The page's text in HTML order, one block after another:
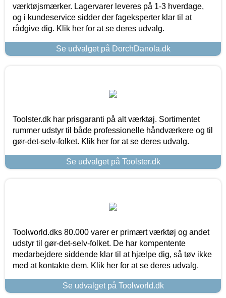
værktøjsmærker. Lagervarer leveres på 1-3 hverdage,
og i kundeservice sidder der fageksperter klar til at
rådgive dig. Klik her for at se deres udvalg.
Se udvalget på DorchDanola.dk
Toolster.dk har prisgaranti på alt værktøj. Sortimentet
rummer udstyr til både professionelle håndværkere og til
gør-det-selv-folket. Klik her for at se deres udvalg.
Se udvalget på Toolster.dk
Toolworld.dks 80.000 varer er primært værktøj og andet
udstyr til gør-det-selv-folket. De har kompentente
medarbejdere siddende klar til at hjælpe dig, så tøv ikke
med at kontakte dem. Klik her for at se deres udvalg.
Se udvalget på Toolworld.dk